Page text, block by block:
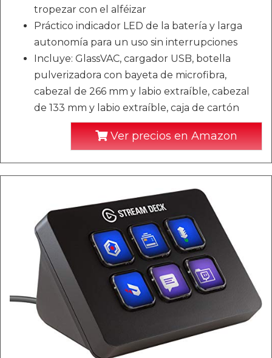
tropezar con el alféizar
Práctico indicador LED de la batería y larga
autonomía para un uso sin interrupciones
Incluye: GlassVAC, cargador USB, botella
pulverizadora con bayeta de microfibra,
cabezal de 266 mm y labio extraíble, cabezal
de 133 mm y labio extraíble, caja de cartón
Ver precios en Amazon